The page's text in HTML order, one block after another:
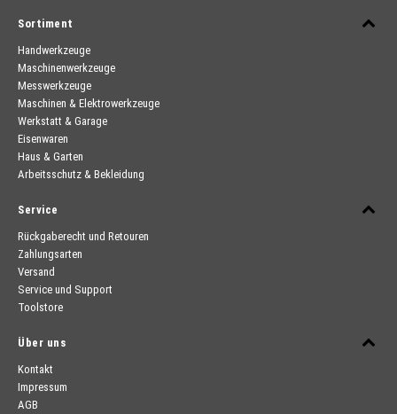
Sortiment
Handwerkzeuge
Maschinenwerkzeuge
Messwerkzeuge
Maschinen & Elektrowerkzeuge
Werkstatt & Garage
Eisenwaren
Haus & Garten
Arbeitsschutz & Bekleidung
Service
Rückgaberecht und Retouren
Zahlungsarten
Versand
Service und Support
Toolstore
Über uns
Kontakt
Impressum
AGB